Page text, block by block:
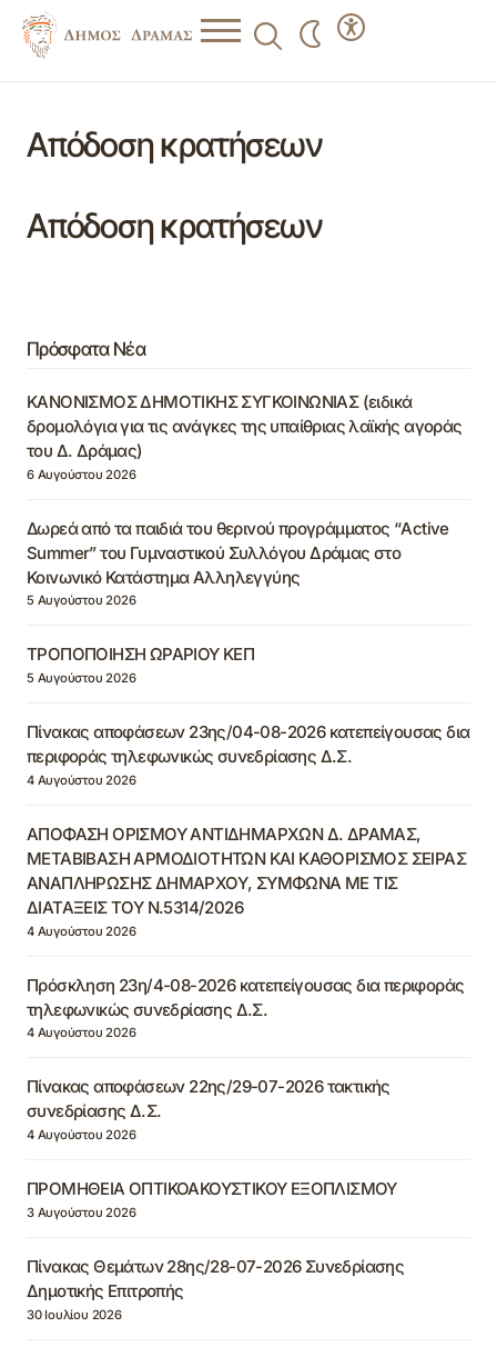
Απόδοση κρατήσεων
Απόδοση κρατήσεων
Πρόσφατα Νέα
ΚΑΝΟΝΙΣΜΟΣ ΔΗΜΟΤΙΚΗΣ ΣΥΓΚΟΙΝΩΝΙΑΣ (ειδικά
δρομολόγια για τις ανάγκες της υπαίθριας λαϊκής αγοράς
του Δ. Δράμας)
6 Αυγούστου 2026
Δωρεά από τα παιδιά του θερινού προγράμματος “Active
Summer” του Γυμναστικού Συλλόγου Δράμας στο
Κοινωνικό Κατάστημα Αλληλεγγύης
5 Αυγούστου 2026
ΤΡΟΠΟΠΟΙΗΣΗ ΩΡΑΡΙΟΥ ΚΕΠ
5 Αυγούστου 2026
Πίνακας αποφάσεων 23ης/04-08-2026 κατεπείγουσας δια
περιφοράς τηλεφωνικώς συνεδρίασης Δ.Σ.
4 Αυγούστου 2026
ΑΠΟΦΑΣΗ ΟΡΙΣΜΟΥ ΑΝΤΙΔΗΜΑΡΧΩΝ Δ. ΔΡΑΜΑΣ,
ΜΕΤΑΒΙΒΑΣΗ ΑΡΜΟΔΙΟΤΗΤΩΝ ΚΑΙ ΚΑΘΟΡΙΣΜΟΣ ΣΕΙΡΑΣ
ΑΝΑΠΛΗΡΩΣΗΣ ΔΗΜΑΡΧΟΥ, ΣΥΜΦΩΝΑ ΜΕ ΤΙΣ
ΔΙΑΤΑΞΕΙΣ ΤΟΥ Ν.5314/2026
4 Αυγούστου 2026
Πρόσκληση 23η/4-08-2026 κατεπείγουσας δια περιφοράς
τηλεφωνικώς συνεδρίασης Δ.Σ.
4 Αυγούστου 2026
Πίνακας αποφάσεων 22ης/29-07-2026 τακτικής
συνεδρίασης Δ.Σ.
4 Αυγούστου 2026
ΠΡΟΜΗΘΕΙΑ ΟΠΤΙΚΟΑΚΟΥΣΤΙΚΟΥ ΕΞΟΠΛΙΣΜΟΥ
3 Αυγούστου 2026
Πίνακας Θεμάτων 28ης/28-07-2026 Συνεδρίασης
Δημοτικής Επιτροπής
30 Ιουλίου 2026